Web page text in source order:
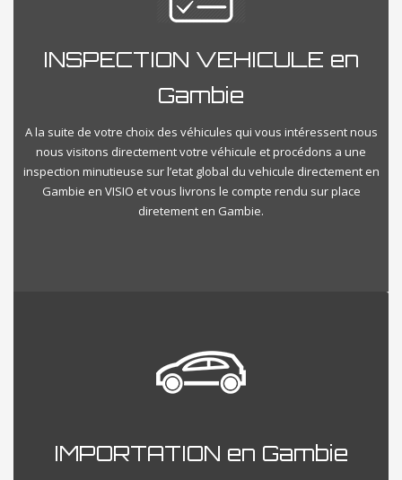
INSPECTION VEHICULE en
Gambie
A la suite de votre choix des véhicules qui vous intéressent nous
nous visitons directement votre véhicule et procédons a une
inspection minutieuse sur l’etat global du vehicule directement en
Gambie en VISIO et vous livrons le compte rendu sur place
diretement en Gambie.
IMPORTATION en Gambie